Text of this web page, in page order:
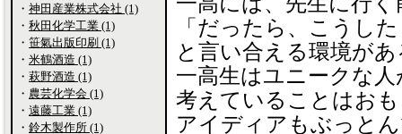
「だったら、こうし
と言い合える環境があ
一高生はユニークな
考えていることはお
アイディアもぶっと
・ 神田産業株式会社 (1)
・ 秋田化学工業 (1)
・ 笹氣出版印刷 (1)
・ 米鶴酒造 (1)
・ 萩野酒造 (1)
・ 農芸化学会 (1)
・ 遠藤工業 (1)
・ 鈴木製作所 (1)